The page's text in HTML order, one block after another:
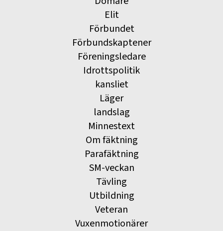
Elit
Förbundet
Förbundskaptener
Föreningsledare
Idrottspolitik
kansliet
Läger
landslag
Minnestext
Om fäktning
Parafäktning
SM-veckan
Tävling
Utbildning
Veteran
Vuxenmotionärer